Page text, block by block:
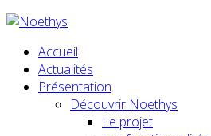
Accueil
Actualités
Présentation
Découvrir Noethys
Le projet